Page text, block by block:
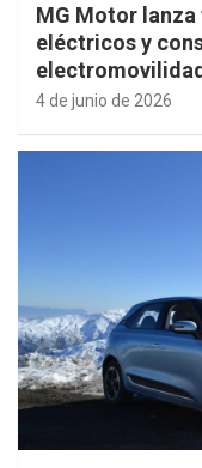
MG Motor
eléctricos y
4 de junio de 2026